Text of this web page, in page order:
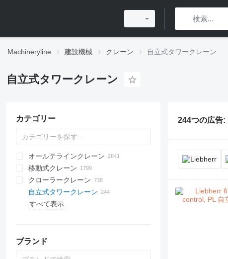
Machineryline 建設機械 クレーン 自立式タワークレーン
自立式タワークレーン
カテゴリー
オールテラインクレーン
移動式クレーン
クローラークレーン
自立式タワークレーン
すべて表示
ブランド
244つの広告: